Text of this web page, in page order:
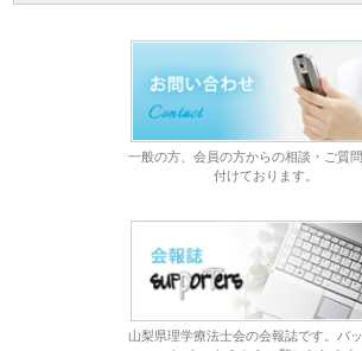
一般の方、会員の方からの相談・ご質
付けております。
山梨県理学療法士会の会報誌です。バ